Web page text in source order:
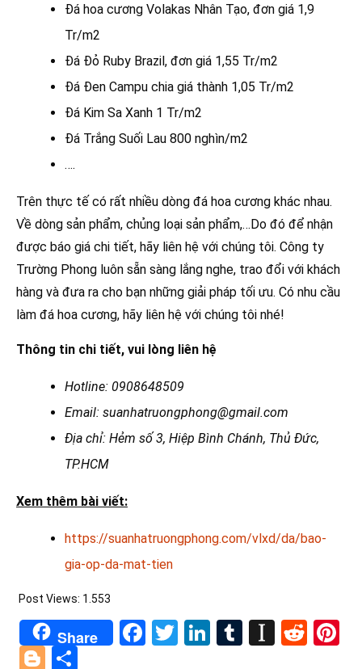
Đá hoa cương Volakas Nhân Tạo, đơn giá 1,9
Tr/m2
Đá Đỏ Ruby Brazil, đơn giá 1,55 Tr/m2
Đá Đen Campu chia giá thành 1,05 Tr/m2
Đá Kim Sa Xanh 1 Tr/m2
Đá Trắng Suối Lau 800 nghìn/m2
….
Trên thực tế có rất nhiều dòng đá hoa cương khác nhau.
Về dòng sản phẩm, chủng loại sản phẩm,…Do đó để nhận
được báo giá chi tiết, hãy liên hệ với chúng tôi. Công ty
Trường Phong luôn sẵn sàng lắng nghe, trao đổi với khách
hàng và đưa ra cho bạn những giải pháp tối ưu. Có nhu cầu
làm đá hoa cương, hãy liên hệ với chúng tôi nhé!
Thông tin chi tiết, vui lòng liên hệ
Hotline: 0908648509
Email: suanhatruongphong@gmail.com
Địa chỉ: Hẻm số 3, Hiệp Bình Chánh, Thủ Đức,
TP.HCM
Xem thêm bài viết:
https://suanhatruongphong.com/vlxd/da/bao-
gia-op-da-mat-tien
Post Views: 1.553
Share Facebook
TwitterLinkedIn
Tumblr
Blogger